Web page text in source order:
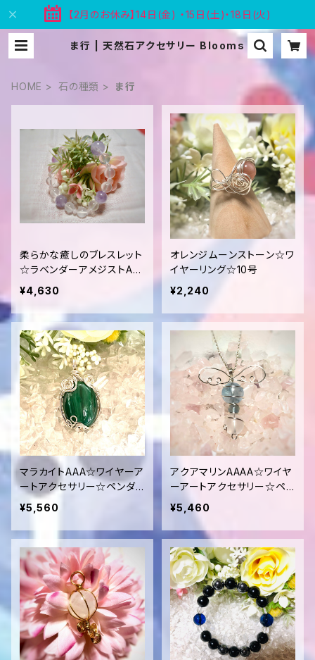
【2月のお休み】14日(金) ・15日(土)・18日(火)
ま行 | 天然石アクセサリー Blooms
HOME 石の種類 ま行
柔らかな癒しのブレスレット
☆ラベンダーアメジストAA
他
¥4,630
オレンジムーンストーン☆ワ
イヤーリング☆10号
¥2,240
マラカイトAAA☆ワイヤーア
ートアクセサリー☆ペンダン
トトップ
¥5,560
アクアマリンAAAA☆ワイヤ
ーアートアクセサリー☆ペ
ンダントトップ
¥5,460